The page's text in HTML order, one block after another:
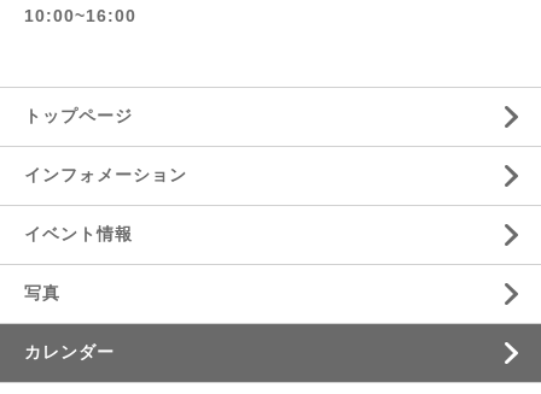
10:00~16:00
トップページ
インフォメーション
イベント情報
写真
カレンダー